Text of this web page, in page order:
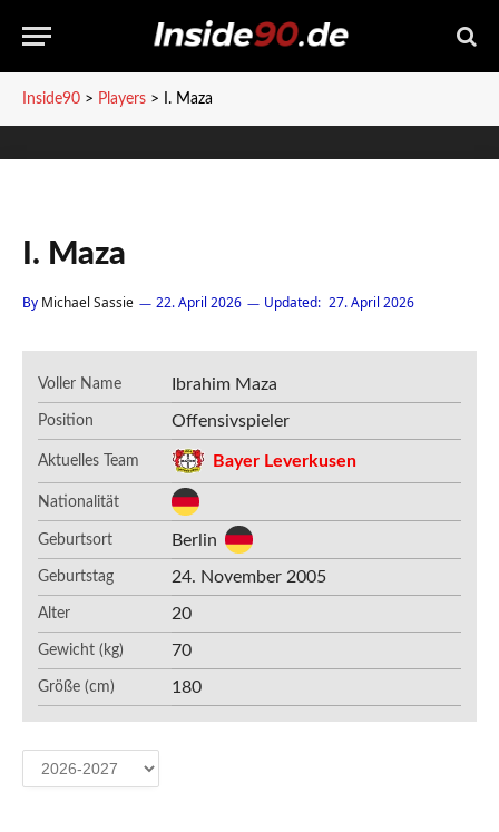
Inside90 > Players > I. Maza
I. Maza
By Michael Sassie 22. April 2026 Updated: 27. April 2026
Voller Name Ibrahim Maza
Position Offensivspieler
Aktuelles Team Bayer Leverkusen
Nationalität
Geburtsort Berlin
Geburtstag 24. November 2005
Alter 20
Gewicht (kg) 70
Größe (cm) 180